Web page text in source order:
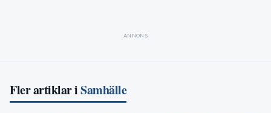
ANNONS
Fler artiklar iSamhälle